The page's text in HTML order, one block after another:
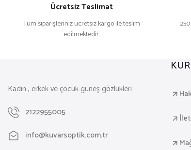
Ücretsiz Teslimat
Tüm siparişleriniz ücretsiz kargo ile teslim
edilmektedir.
Kadın , erkek ve çocuk güneş gözlükleri
2122955005
info@kuvarsoptik.com.tr